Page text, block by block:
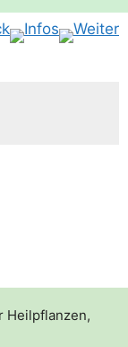
Heilpflanzen,